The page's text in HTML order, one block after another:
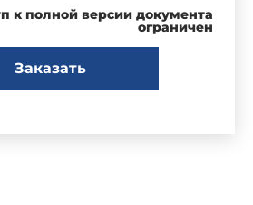
к полной версии документа
ограничен
Заказать